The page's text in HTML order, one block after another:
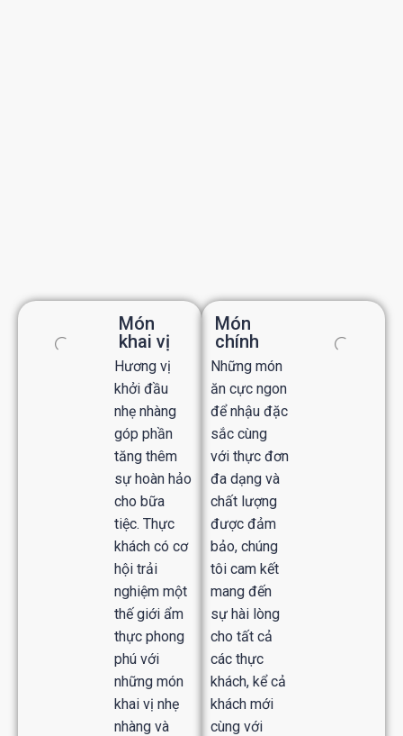
Món
khai vị
Hương vị
khởi đầu
nhẹ nhàng
góp phần
tăng thêm
sự hoàn hảo
cho bữa
tiệc. Thực
khách có cơ
hội trải
nghiệm một
thế giới ẩm
thực phong
phú với
những món
khai vị nhẹ
nhàng và
Món
chính
Những món
ăn cực ngon
để nhậu đặc
sắc cùng
với thực đơn
đa dạng và
chất lượng
được đảm
bảo, chúng
tôi cam kết
mang đến
sự hài lòng
cho tất cả
các thực
khách, kể cả
khách mới
cùng với